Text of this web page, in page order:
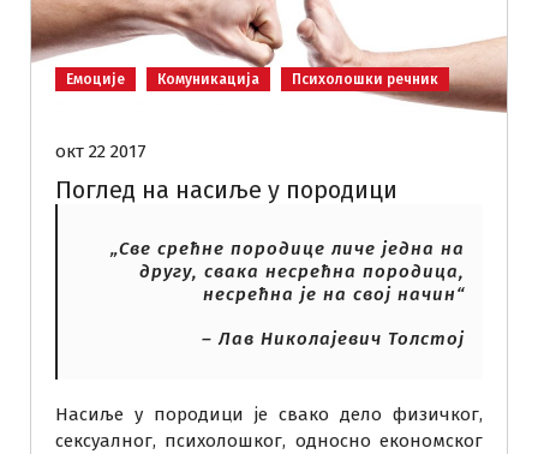
Емоције Комуникација Психолошки речник
окт 22 2017
Поглед на насиље у породици
„Све срећне породице личе једна на
другу, свака несрећна породица,
несрећна је на свој начин“
– Лав Николајевич Толстој
Насиље у породици је свако дело физичког,
сексуалног, психолошког, односно економског